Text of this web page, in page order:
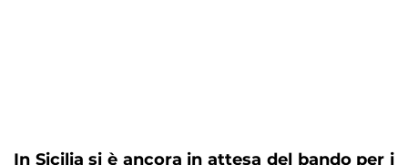
In Sicilia si è ancora in attesa del bando per i